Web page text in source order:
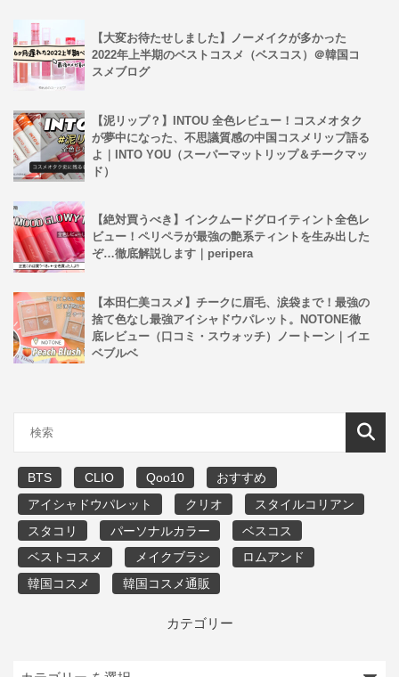
【大変お待たせしました】ノーメイクが多かった
2022年上半期のベストコスメ（ベスコス）＠韓国コ
スメブログ
【泥リップ？】INTOU 全色レビュー！コスメオタク
が夢中になった、不思議質感の中国コスメリップ語る
よ｜INTO YOU（スーパーマットリップ＆チークマッ
ド）
【絶対買うべき】インクムードグロイティント全色レ
ビュー！ペリペラが最強の艶系ティントを生み出した
ぞ…徹底解説します｜peripera
【本田仁美コスメ】チークに眉毛、涙袋まで！最強の
捨て色なし最強アイシャドウパレット。NOTONE徹
底レビュー（口コミ・スウォッチ）ノートーン｜イエ
ベブルベ
BTS CLIO Qoo10
おすすめ
アイシャドウパレット
クリオ
スタイルコリアン
スタコリ
パーソナルカラー
ベスコス
ベストコスメ
メイクブラシ
ロムアンド
韓国コスメ
韓国コスメ通販
カテゴリー